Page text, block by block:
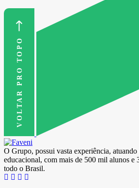
VOLTAR PRO TOPO
O Grupo, possui vasta experiência, atuando
educacional, com mais de 500 mil alunos e
todo o Brasil.